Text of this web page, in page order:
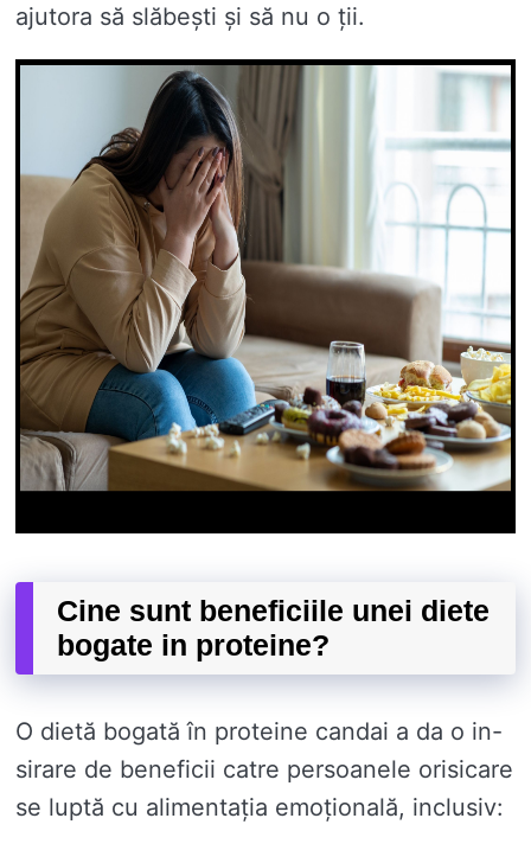
ajutora să slăbești și să nu o ții.
Cine sunt beneficiile unei diete
bogate in proteine?
O dietă bogată în proteine ​​candai a da o in-
sirare de beneficii catre persoanele orisicare
se luptă cu alimentația emoțională, inclusiv: